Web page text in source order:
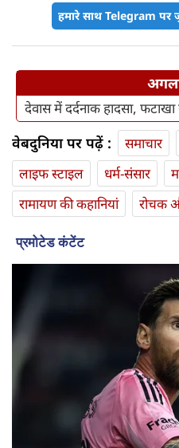
हमारे साथ Telegram
देवास में दर्दनाक हादसा,
वेबदुनिया पर पढ़ें : समाचार
लाइफ स्‍टाइल
धर्म-संसार
रामायण की कहानियां
रोचक